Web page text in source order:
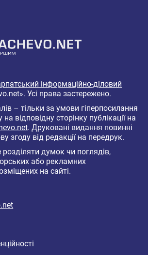
інформаційно-діловий
. Усі права застережено.
– тільки за умови гіперпосилання
відповідну сторінку публікації на
. Друковані видання повинні
згоду від редакції на передрук.
думок чи поглядів,
або рекламних
на сайті.